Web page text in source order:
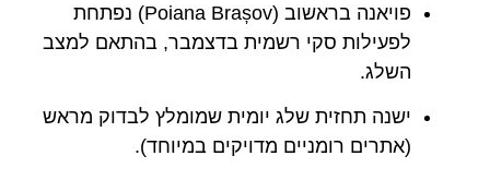
פויאנה בראשוב (Poiana Brașov) נפתחת
לפעילות סקי רשמית בדצמבר, בהתאם למצב
השלג.
ישנה תחזית שלג יומית שמומלץ לבדוק מראש
(אתרים רומניים מדויקים במיוחד).